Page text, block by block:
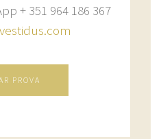
+ 351 964 186 367
PROVA